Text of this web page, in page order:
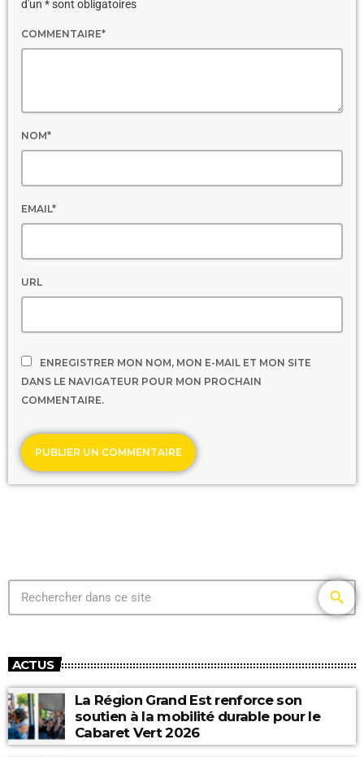
d'un * sont obligatoires
COMMENTAIRE*
NOM*
EMAIL*
URL
ENREGISTRER MON NOM, MON E-MAIL ET MON SITE
DANS LE NAVIGATEUR POUR MON PROCHAIN
COMMENTAIRE.
search
ACTUS
La Région Grand Est renforce son
soutien à la mobilité durable pour le
Cabaret Vert 2026